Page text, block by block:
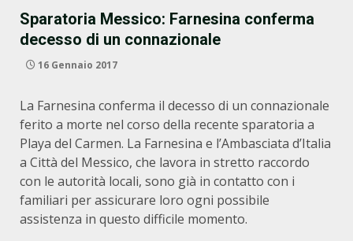
Sparatoria Messico: Farnesina conferma
decesso di un connazionale
16 Gennaio 2017
La Farnesina conferma il decesso di un connazionale
ferito a morte nel corso della recente sparatoria a
Playa del Carmen. La Farnesina e l’Ambasciata d’Italia
a Città del Messico, che lavora in stretto raccordo
con le autorità locali, sono già in contatto con i
familiari per assicurare loro ogni possibile
assistenza in questo difficile momento.